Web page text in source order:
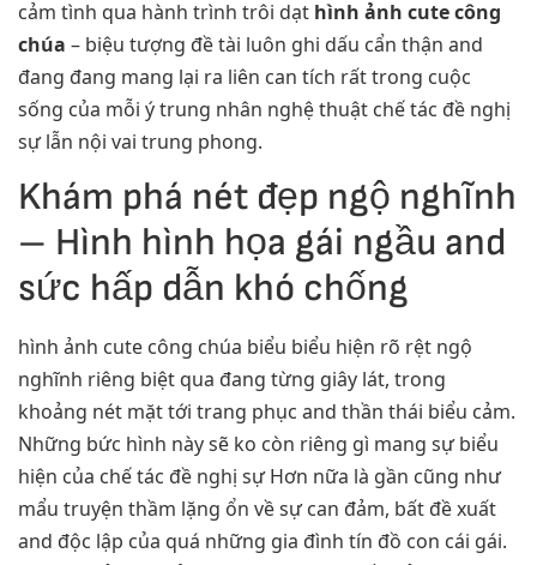
cảm tình qua hành trình trôi dạt hình ảnh cute công
chúa – biệu tượng đề tài luôn ghi dấu cẩn thận and
đang đang mang lại ra liên can tích rất trong cuộc
sống của mỗi ý trung nhân nghệ thuật chế tác đề nghị
sự lẫn nội vai trung phong.
Khám phá nét đẹp ngộ nghĩnh
– Hình hình họa gái ngầu and
sức hấp dẫn khó chống
hình ảnh cute công chúa biểu biểu hiện rõ rệt ngộ
nghĩnh riêng biệt qua đang từng giây lát, trong
khoảng nét mặt tới trang phục and thần thái biểu cảm.
Những bức hình này sẽ ko còn riêng gì mang sự biểu
hiện của chế tác đề nghị sự Hơn nữa là gần cũng như
mẩu truyện thầm lặng ổn về sự can đảm, bất đề xuất
and độc lập của quá những gia đình tín đồ con cái gái.